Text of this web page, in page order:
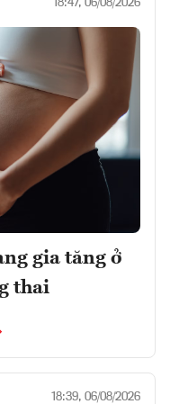
18:47, 06/08/2026
gia tăng ở
thai
18:39, 06/08/2026